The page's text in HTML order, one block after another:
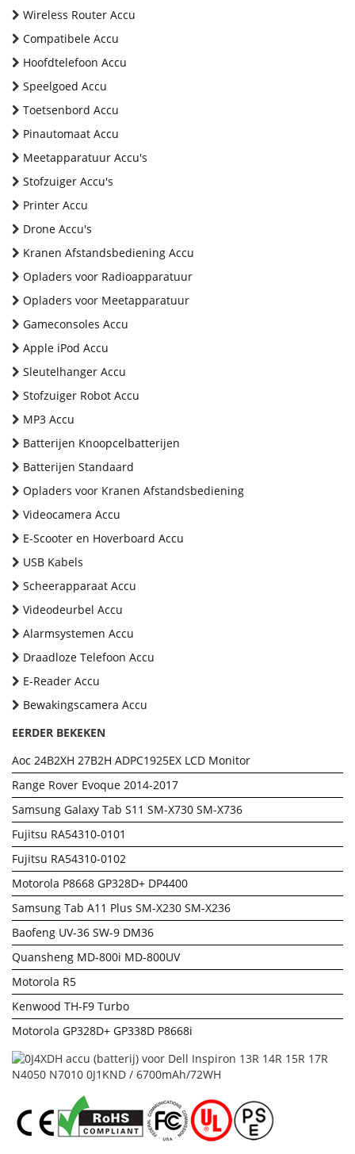
Wireless Router Accu
Compatibele Accu
Hoofdtelefoon Accu
Speelgoed Accu
Toetsenbord Accu
Pinautomaat Accu
Meetapparatuur Accu's
Stofzuiger Accu's
Printer Accu
Drone Accu's
Kranen Afstandsbediening Accu
Opladers voor Radioapparatuur
Opladers voor Meetapparatuur
Gameconsoles Accu
Apple iPod Accu
Sleutelhanger Accu
Stofzuiger Robot Accu
MP3 Accu
Batterijen Knoopcelbatterijen
Batterijen Standaard
Opladers voor Kranen Afstandsbediening
Videocamera Accu
E-Scooter en Hoverboard Accu
USB Kabels
Scheerapparaat Accu
Videodeurbel Accu
Alarmsystemen Accu
Draadloze Telefoon Accu
E-Reader Accu
Bewakingscamera Accu
EERDER BEKEKEN
Aoc 24B2XH 27B2H ADPC1925EX LCD Monitor
Range Rover Evoque 2014-2017
Samsung Galaxy Tab S11 SM-X730 SM-X736
Fujitsu RA54310-0101
Fujitsu RA54310-0102
Motorola P8668 GP328D+ DP4400
Samsung Tab A11 Plus SM-X230 SM-X236
Baofeng UV-36 SW-9 DM36
Quansheng MD-800i MD-800UV
Motorola R5
Kenwood TH-F9 Turbo
Motorola GP328D+ GP338D P8668i